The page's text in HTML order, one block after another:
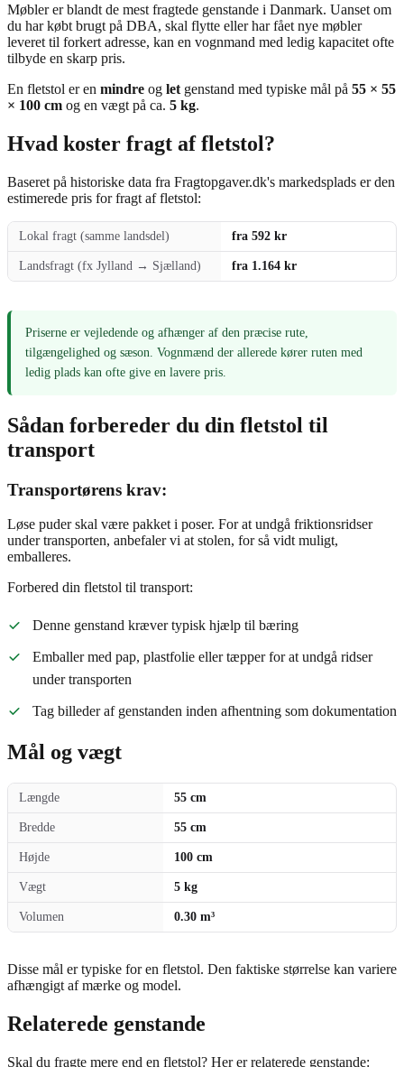
Møbler er blandt de mest fragtede genstande i Danmark. Uanset om
du har købt brugt på DBA, skal flytte eller har fået nye møbler
leveret til forkert adresse, kan en vognmand med ledig kapacitet ofte
tilbyde en skarp pris.
En fletstol er en mindre og let genstand med typiske mål på 55 × 55
× 100 cm og en vægt på ca. 5 kg.
Hvad koster fragt af fletstol?
Baseret på historiske data fra Fragtopgaver.dk's markedsplads er den
estimerede pris for fragt af fletstol:
Lokal fragt (samme landsdel) fra 592 kr
Landsfragt (fx Jylland → Sjælland) fra 1.164 kr
Priserne er vejledende og afhænger af den præcise rute,
tilgængelighed og sæson. Vognmænd der allerede kører ruten med
ledig plads kan ofte give en lavere pris.
Sådan forbereder du din fletstol til
transport
Transportørens krav:
Løse puder skal være pakket i poser. For at undgå friktionsridser
under transporten, anbefaler vi at stolen, for så vidt muligt,
emballeres.
Forbered din fletstol til transport:
Denne genstand kræver typisk hjælp til bæring
Emballer med pap, plastfolie eller tæpper for at undgå ridser
under transporten
Tag billeder af genstanden inden afhentning som dokumentation
Mål og vægt
Længde 55 cm
Bredde 55 cm
Højde 100 cm
Vægt 5 kg
Volumen 0.30 m³
Disse mål er typiske for en fletstol. Den faktiske størrelse kan variere
afhængigt af mærke og model.
Relaterede genstande
Skal du fragte mere end en fletstol? Her er relaterede genstande: